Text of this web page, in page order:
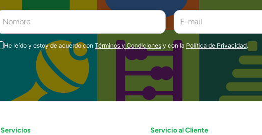
He leído y estoy de acuerdo con Términos y Condiciones y con la Política de Privacidad.
Servicios Servicio al Cliente